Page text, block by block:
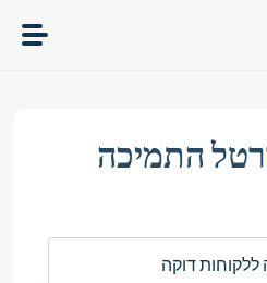
התמיכה
ללקוחות דוקה